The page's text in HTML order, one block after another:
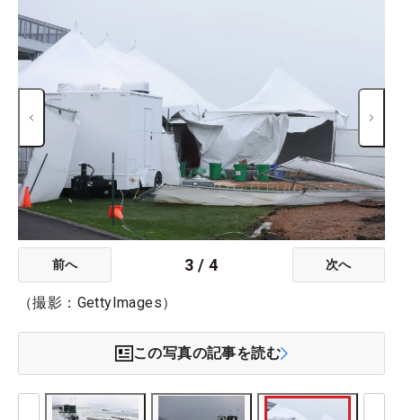
前へ 3 /4 次へ
（撮影：GettyImages）
この写真の記事を読む